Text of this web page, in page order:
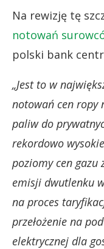
Na rewizję tę
notowań
polski bank
„Jest to w
notowań cen ropy
paliw do
rekordowo
poziomy cen gazu
emisji dwutlenku
na proces
przełożenie na
elektrycznej dla